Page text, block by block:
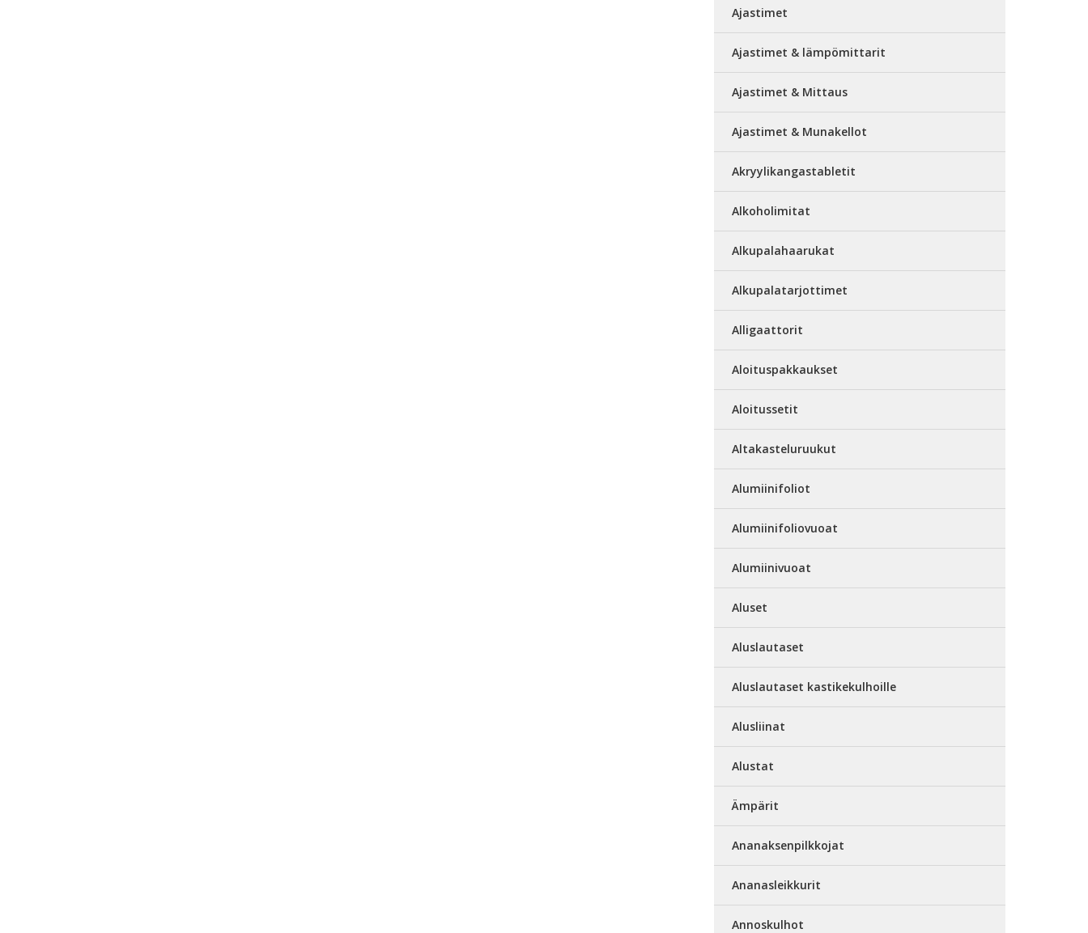
Ajastimet
Ajastimet & lämpömittarit
Ajastimet & Mittaus
Ajastimet & Munakellot
Akryylikangastabletit
Alkoholimitat
Alkupalahaarukat
Alkupalatarjottimet
Alligaattorit
Aloituspakkaukset
Aloitussetit
Altakasteluruukut
Alumiinifoliot
Alumiinifoliovuoat
Alumiinivuoat
Aluset
Aluslautaset
Aluslautaset kastikekulhoille
Alusliinat
Alustat
Ämpärit
Ananaksenpilkkojat
Ananasleikkurit
Annoskulhot